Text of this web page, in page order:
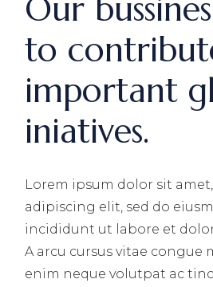
Our
to
important
iniatives.
Lorem ipsum dolor sit
adipiscing elit, sed do
incididunt ut labore et
A arcu cursus vitae congue
enim neque volutpat ac